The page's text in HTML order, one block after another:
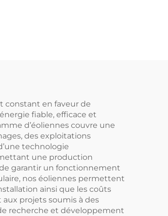
WiFi.
constant en faveur de
fiable, efficace et
d’éoliennes couvre une
des exploitations
technologie
une production
garantir un fonctionnement
nos éoliennes permettent
ainsi que les coûts
projets soumis à des
recherche et développement